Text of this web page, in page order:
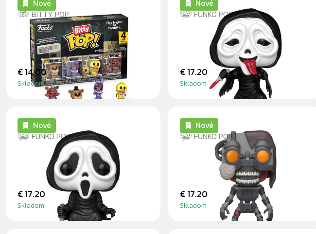
BITTY POP
FNAF WITHERED FREDDY 4PK
BITTY POP
Nové
€ 14.00
Skladom
FUNKO POP
GHOST FACE TONGUE IN
Nové
€ 17.20
Skladom
FUNKO POP
GHOST FACE (SHELF SITTER)
Nové
€ 17.20
Skladom
FUNKO POP
THE MIMIC
Nové
€ 17.20
Skladom